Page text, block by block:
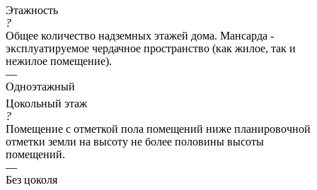
Этажность
?
Общее количество надземных этажей дома. Мансарда -
эксплуатируемое чердачное пространство (как жилое, так и
нежилое помещение).
—
Одноэтажный
Цокольный этаж
?
Помещение с отметкой пола помещений ниже планировочной
отметки земли на высоту не более половины высоты
помещений.
—
Без цоколя